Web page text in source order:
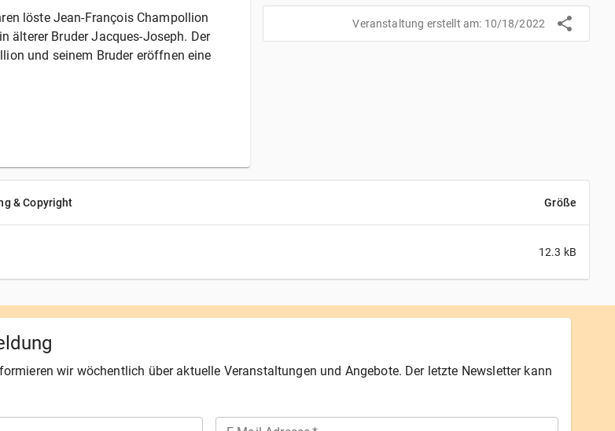
löste Jean-François Champollion
älterer Bruder Jacques-Joseph. Der
und seinem Bruder eröffnen eine
Veranstaltung erstellt am: 10/18/2022
& Copyright Größe
12.3 kB
wir wöchentlich über aktuelle Veranstaltungen und Angebote. Der letzte Newsletter kann